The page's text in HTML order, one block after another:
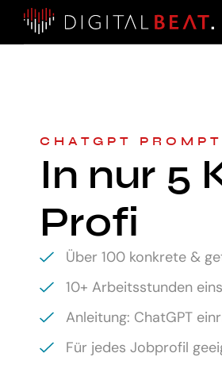
CHATGPT
In nur 5
Profi
Über 100 konkrete &
10+ Arbeitsstunden
Anleitung: ChatGPT
Für jedes Jobprofil